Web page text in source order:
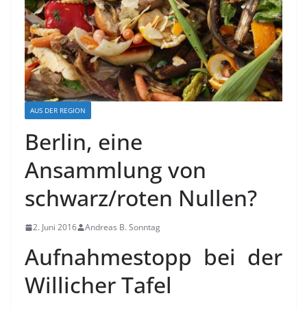
AUS DER REGION
Berlin, eine
Ansammlung von
schwarz/roten Nullen?
2. Juni 2016 Andreas B. Sonntag
Aufnahmestopp bei der
Willicher Tafel